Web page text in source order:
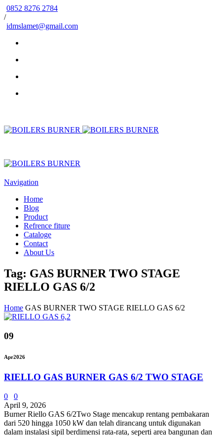
0852 8276 2784
/
idmslamet@gmail.com
Navigation
Home
Blog
Product
Refrence fiture
Cataloge
Contact
About Us
Tag: GAS BURNER TWO STAGE
RIELLO GAS 6/2
Home GAS BURNER TWO STAGE RIELLO GAS 6/2
09
Apr2026
RIELLO GAS BURNER GAS 6/2 TWO STAGE
0
0
April 9, 2026
Burner Riello GAS 6/2Two Stage mencakup rentang pembakaran
dari 520 hingga 1050 kW dan telah dirancang untuk digunakan
dalam instalasi sipil berdimensi rata-rata, seperti area bangunan dan